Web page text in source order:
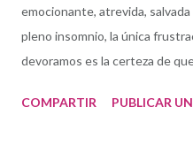
emocionante, atrevida,
pleno insomnio, la única
devoramos es la certeza de
Es una de las razones por las
COMPARTIR PUBLICAR